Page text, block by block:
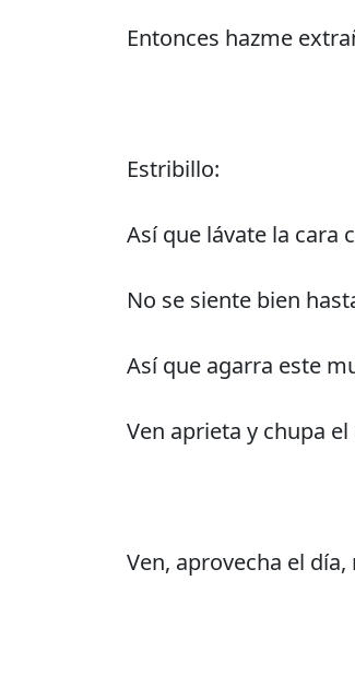
Entonces hazme
Estribillo:
Así que lávate la cara
No se siente bien
Así que agarra este
Ven aprieta y chupa el
Ven, aprovecha el día,